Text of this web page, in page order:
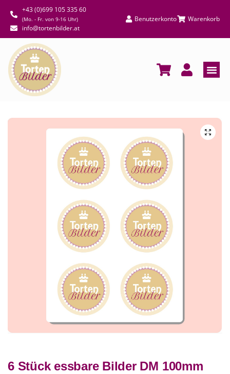
+43 (0)699 105 335 60
(Mo. - Fr. von 9-16 Uhr)
info@tortenbilder.at
Benutzerkonto Warenkorb
6 Stück essbare Bilder DM 100mm